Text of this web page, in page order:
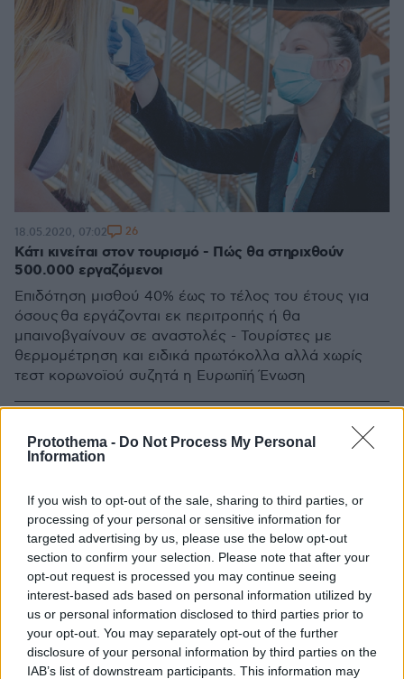
Protothema - Do Not Process My Personal
Information
If you wish to opt-out of the sale, sharing to third parties, or
processing of your personal or sensitive information for
targeted advertising by us, please use the below opt-out
section to confirm your selection. Please note that after your
opt-out request is processed you may continue seeing
interest-based ads based on personal information utilized by
us or personal information disclosed to third parties prior to
your opt-out. You may separately opt-out of the further
disclosure of your personal information by third parties on the
IAB’s list of downstream participants. This information may
Κάτι κινείται στον τουρισμό - Πώς θα στηριχθούν
500.000 εργαζόμενοι
Επιδότηση μισθού 40% έως το τέλος του έτους για
όσους θα εργάζονται εκ περιτροπής ή θα
μπαινοβγαίνουν σε αναστολές - Τουρίστες με
θερμομέτρηση και ειδικά πρωτόκολλα αλλά χωρίς
τεστ κορωνοϊού συζητά η Ευρωπϊή Ένωση
18.05.2020, 07:02 26